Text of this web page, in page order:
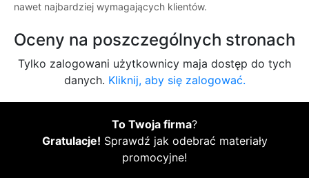
nawet najbardziej wymagających klientów.
Oceny na poszczególnych stronach
Tylko zalogowani użytkownicy maja dostęp do tych
danych. Kliknij, aby się zalogować.
To Twoja firma?
Gratulacje! Sprawdź jak odebrać materiały
promocyjne!